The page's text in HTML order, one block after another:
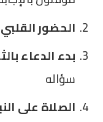
الحضور
بدء الدعاء
سؤاله
الصلاة على